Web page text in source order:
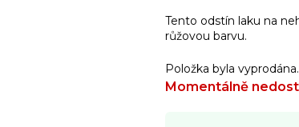
Tento odstín laku na
růžovou barvu.
Položka byla
Momentálně